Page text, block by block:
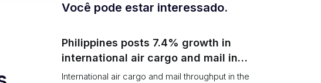
Você pode estar interessado.
Philippines posts 7.4% growth in
international air cargo and mail in
2025: carrier rankings and logistics
International air cargo and mail throughput in the